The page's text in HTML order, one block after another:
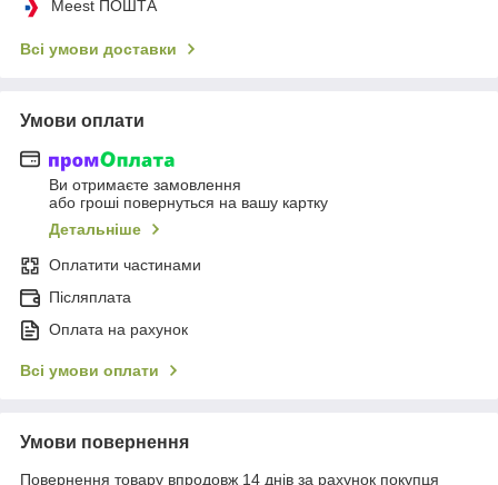
Meest ПОШТА
Всі умови доставки
Умови оплати
Ви отримаєте замовлення
або гроші повернуться на вашу картку
Детальніше
Оплатити частинами
Післяплата
Оплата на рахунок
Всі умови оплати
Умови повернення
Повернення товару впродовж 14 днів за рахунок покупця